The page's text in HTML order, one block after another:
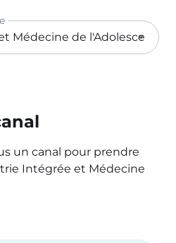
un canal pour prendre
Intégrée et Médecine